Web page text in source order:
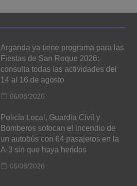
Arganda ya tiene programa para las
Fiestas de San Roque 2026:
consulta todas las actividades del
14 al 16 de agosto
06/08/2026
Policía Local, Guardia Civil y
Bomberos sofocan el incendio de
un autobús con 64 pasajeros en la
A-3 sin que haya heridos
05/08/2026